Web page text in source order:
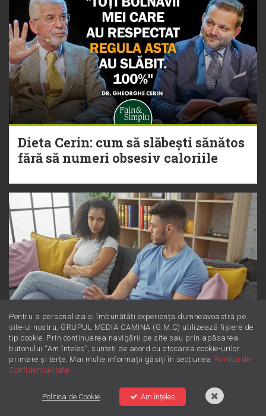
Dieta Cerin: cum să slăbești sănătos
fără să numeri obsesiv caloriile
Dincolo de supărare: Este furie sau
iritare? Învață să le diferențiezi
Pentru a personaliza și îmbunătăți experiența dumneavoastră pe
site-ul nostru, GRUPUL MEDIA CAMINA (G.M.C) utilizează fișiere de
tip cookie. Prin continuarea navigării pe site sau prin apăsarea
butonului “Am înțeles”, sunteți de acord cu stocarea cookie-urilor
primare și terțe. Mai multe informații găsiți în secțiunea Politica de
Confidentialitate
Politica de Cookie Am înțeles